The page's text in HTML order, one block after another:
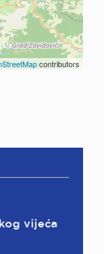
contributors
vijeća